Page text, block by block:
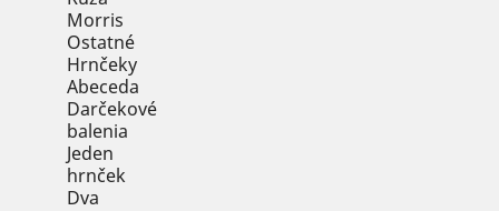
Morris
Ostatné
Hrnčeky
Abeceda
Darčekové
balenia
Jeden
hrnček
Dva